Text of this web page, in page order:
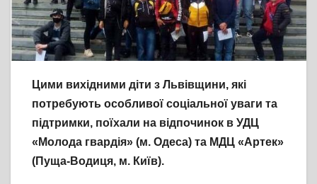
Цими вихідними діти з Львівщини, які
потребують особливої соціальної уваги та
підтримки, поїхали на відпочинок в УДЦ
«Молода гвардія» (м. Одеса) та МДЦ «Артек»
(Пуща-Водиця, м. Київ).